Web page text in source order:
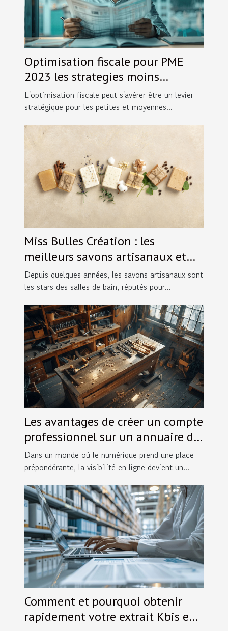
Optimisation fiscale pour PME
2023 les strategies moins
connues pour reduire les impots
L'optimisation fiscale peut s'avérer être un levier
stratégique pour les petites et moyennes...
Miss Bulles Création : les
meilleurs savons artisanaux et
originaux du marché !
Depuis quelques années, les savons artisanaux sont
les stars des salles de bain, réputés pour...
Les avantages de créer un compte
professionnel sur un annuaire de
menuiserie
Dans un monde où le numérique prend une place
prépondérante, la visibilité en ligne devient un...
Comment et pourquoi obtenir
rapidement votre extrait Kbis en